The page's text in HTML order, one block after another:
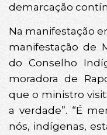
demarcação
Na manifestação
manifestação de
do Conselho
moradora de
que o ministro
a verdade”. “É
nós, indígenas,